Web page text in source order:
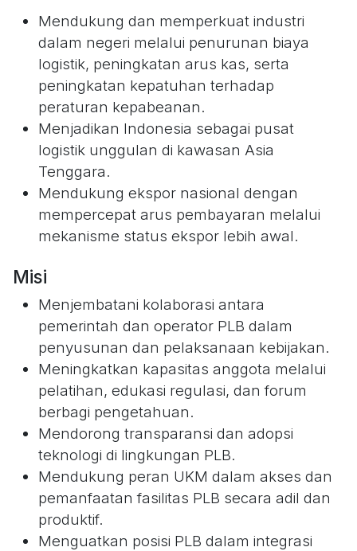
Mendukung dan memperkuat industri
dalam negeri melalui penurunan biaya
logistik, peningkatan arus kas, serta
peningkatan kepatuhan terhadap
peraturan kepabeanan.
Menjadikan Indonesia sebagai pusat
logistik unggulan di kawasan Asia
Tenggara.
Mendukung ekspor nasional dengan
mempercepat arus pembayaran melalui
mekanisme status ekspor lebih awal.
Misi
Menjembatani kolaborasi antara
pemerintah dan operator PLB dalam
penyusunan dan pelaksanaan kebijakan.
Meningkatkan kapasitas anggota melalui
pelatihan, edukasi regulasi, dan forum
berbagi pengetahuan.
Mendorong transparansi dan adopsi
teknologi di lingkungan PLB.
Mendukung peran UKM dalam akses dan
pemanfaatan fasilitas PLB secara adil dan
produktif.
Menguatkan posisi PLB dalam integrasi